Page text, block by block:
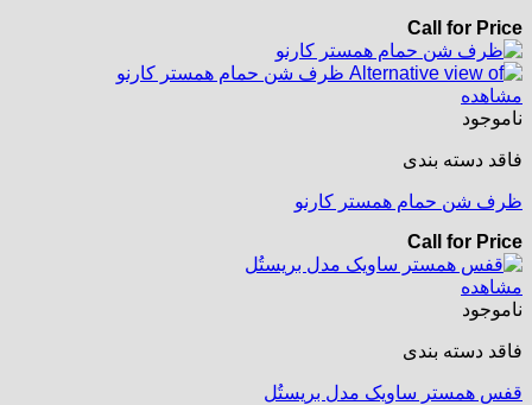
Call for Price
مشاهده
ناموجود
فاقد دسته بندی
ظرف شن حمام همستر کارنو
Call for Price
مشاهده
ناموجود
فاقد دسته بندی
قفس همستر ساویک مدل بریستُل